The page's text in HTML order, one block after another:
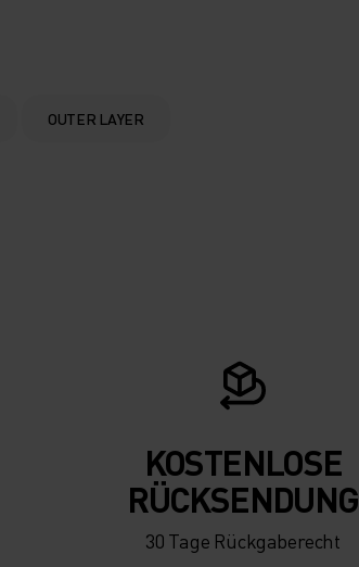
OUTER LAYER
KOSTENLOSE
RÜCKSENDUNG
30 Tage Rückgaberecht